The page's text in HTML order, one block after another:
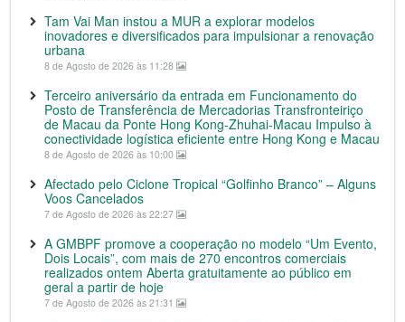
Tam Vai Man instou a MUR a explorar modelos
inovadores e diversificados para impulsionar a renovação
urbana
8 de Agosto de 2026 às 11:28
Terceiro aniversário da entrada em Funcionamento do
Posto de Transferência de Mercadorias Transfronteiriço
de Macau da Ponte Hong Kong-Zhuhai-Macau Impulso à
conectividade logística eficiente entre Hong Kong e Macau
8 de Agosto de 2026 às 10:00
Afectado pelo Ciclone Tropical “Golfinho Branco” – Alguns
Voos Cancelados
7 de Agosto de 2026 às 22:27
A GMBPF promove a cooperação no modelo “Um Evento,
Dois Locais”, com mais de 270 encontros comerciais
realizados ontem Aberta gratuitamente ao público em
geral a partir de hoje
7 de Agosto de 2026 às 21:31